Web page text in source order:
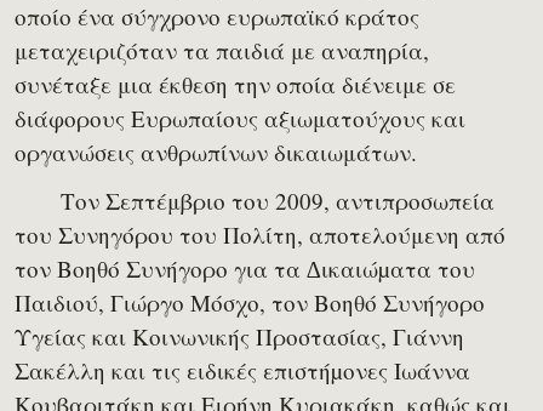
οποίο ένα σύγχρονο ευρωπαϊκό κράτος
μεταχειριζόταν τα παιδιά με αναπηρία,
συνέταξε μια έκθεση την οποία διένειμε σε
διάφορους Ευρωπαίους αξιωματούχους και
οργανώσεις ανθρωπίνων δικαιωμάτων.
Τον Σεπτέμβριο του 2009, αντιπροσωπεία
του Συνηγόρου του Πολίτη, αποτελούμενη από
τον Βοηθό Συνήγορο για τα ∆ικαιώµατα του
Παιδιού, Γιώργο Μόσχο, τον Βοηθό Συνήγορο
Υγείας και Κοινωνικής Προστασίας, Γιάννη
Σακέλλη και τις ειδικές επιστήµονες Ιωάννα
Κουβαριτάκη και Ειρήνη Κυριακάκη, καθώς και